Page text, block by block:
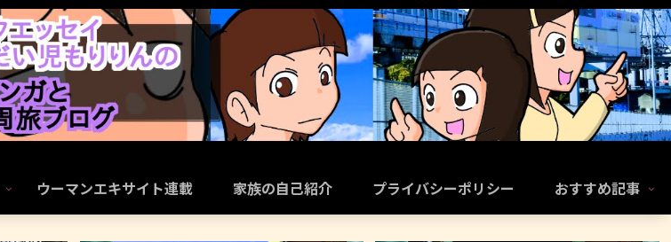
ウーマンエキサイト連載 家族の自己紹介 プライバシーポリシー おすすめ記事